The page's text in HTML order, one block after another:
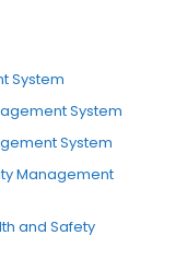
System
System
System
Management
and Safety